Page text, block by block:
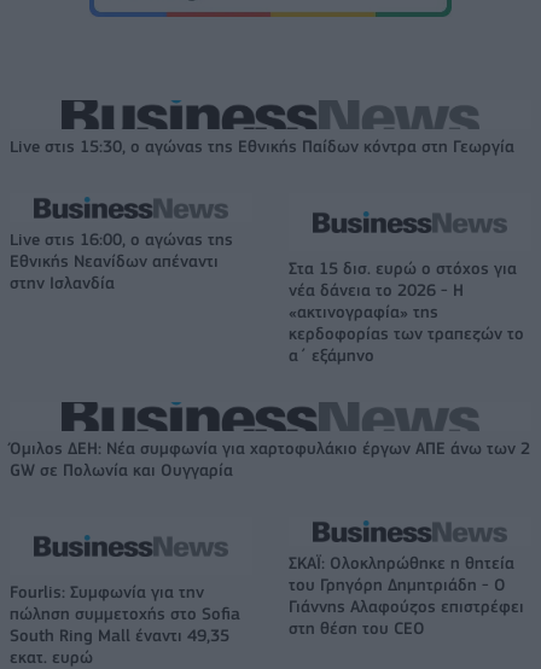
Live στις 15:30, ο αγώνας της Εθνικής Παίδων κόντρα στη Γεωργία
Live στις 16:00, ο αγώνας της
Εθνικής Νεανίδων απέναντι
στην Ισλανδία
Στα 15 δισ. ευρώ ο στόχος για
νέα δάνεια το 2026 - Η
«ακτινογραφία» της
κερδοφορίας των τραπεζών το
α΄ εξάμηνο
Όμιλος ΔΕΗ: Νέα συμφωνία για χαρτοφυλάκιο έργων ΑΠΕ άνω των 2
GW σε Πολωνία και Ουγγαρία
Fourlis: Συμφωνία για την
πώληση συμμετοχής στο Sofia
South Ring Mall έναντι 49,35
εκατ. ευρώ
ΣΚΑΪ: Ολοκληρώθηκε η θητεία
του Γρηγόρη Δημητριάδη - Ο
Γιάννης Αλαφούζος επιστρέφει
στη θέση του CEO